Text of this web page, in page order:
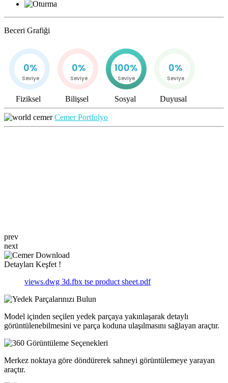
Beceri Grafiği
0%
Seviye
Fiziksel
0%
Seviye
Bilişsel
100%
Seviye
Sosyal
0%
Seviye
Duyusal
Cemer Portfolyo
prev
next
Detayları Keşfet !
views.dwg 3d.fbx tse product sheet.pdf
Model içinden seçilen yedek parçaya yakınlaşarak detaylı
görüntülenebilmesini ve parça koduna ulaşılmasını sağlayan araçtır.
Merkez noktaya göre döndürerek sahneyi görüntülemeye yarayan
araçtır.